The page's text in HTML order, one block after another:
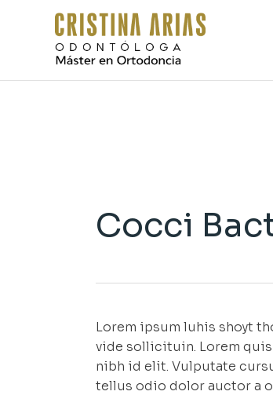
Cocci
Lorem ipsum luhis shoyt
vide sollicituin. Lorem
nibh id elit. Vulputate
tellus odio dolor auctor a